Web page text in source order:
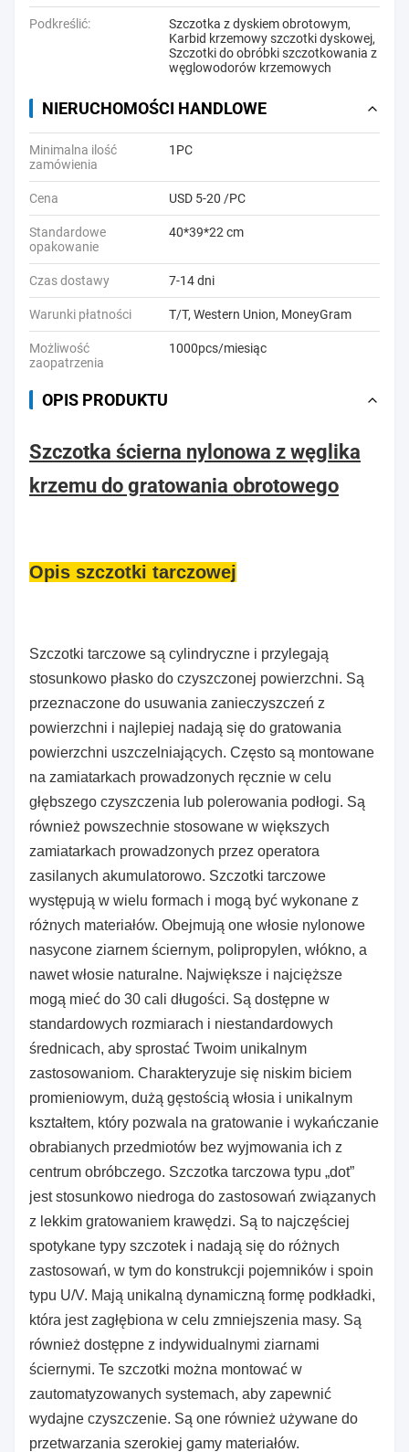
Podkreślić: Szczotka z dyskiem obrotowym,
Karbid krzemowy szczotki dyskowej,
Szczotki do obróbki szczotkowania z
węglowodorów krzemowych
NIERUCHOMOŚCI HANDLOWE
Minimalna ilość
zamówienia
1PC
Cena USD 5-20 /PC
Standardowe
opakowanie
40*39*22 cm
Czas dostawy 7-14 dni
Warunki płatności T/T, Western Union, MoneyGram
Możliwość
zaopatrzenia
1000pcs/miesiąc
OPIS PRODUKTU
Szczotka ścierna nylonowa z węglika
krzemu do gratowania obrotowego
Opis szczotki tarczowej
Szczotki tarczowe są cylindryczne i przylegają
stosunkowo płasko do czyszczonej powierzchni. Są
przeznaczone do usuwania zanieczyszczeń z
powierzchni i najlepiej nadają się do gratowania
powierzchni uszczelniających. Często są montowane
na zamiatarkach prowadzonych ręcznie w celu
głębszego czyszczenia lub polerowania podłogi. Są
również powszechnie stosowane w większych
zamiatarkach prowadzonych przez operatora
zasilanych akumulatorowo. Szczotki tarczowe
występują w wielu formach i mogą być wykonane z
różnych materiałów. Obejmują one włosie nylonowe
nasycone ziarnem ściernym, polipropylen, włókno, a
nawet włosie naturalne. Największe i najcięższe
mogą mieć do 30 cali długości. Są dostępne w
standardowych rozmiarach i niestandardowych
średnicach, aby sprostać Twoim unikalnym
zastosowaniom. Charakteryzuje się niskim biciem
promieniowym, dużą gęstością włosia i unikalnym
kształtem, który pozwala na gratowanie i wykańczanie
obrabianych przedmiotów bez wyjmowania ich z
centrum obróbczego. Szczotka tarczowa typu „dot”
jest stosunkowo niedroga do zastosowań związanych
z lekkim gratowaniem krawędzi. Są to najczęściej
spotykane typy szczotek i nadają się do różnych
zastosowań, w tym do konstrukcji pojemników i spoin
typu U/V. Mają unikalną dynamiczną formę podkładki,
która jest zagłębiona w celu zmniejszenia masy. Są
również dostępne z indywidualnymi ziarnami
ściernymi. Te szczotki można montować w
zautomatyzowanych systemach, aby zapewnić
wydajne czyszczenie. Są one również używane do
przetwarzania szerokiej gamy materiałów.